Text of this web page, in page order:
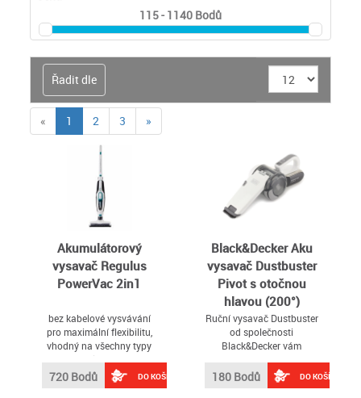
115 - 1140 Bodů
Řadit dle
« 1 (current)
2 3 »
Akumulátorový
vysavač Regulus
PowerVac 2in1
bez kabelové vysvávání
pro maximální flexibilitu,
vhodný na všechny typy
tvrdých podlah a koberce s
krátkým vlasem, důkladné
čištění všech typů podlah,
720 Bodů DO KOŠÍKU
Black&Decker Aku
vysavač Dustbuster
Pivot s otočnou
hlavou (200°)
Ruční vysavač Dustbuster
od společnosti
Black&Decker vám
potřebujete pro vyčištění
jakéhokoli povrchu v
180 Bodů DO KOŠÍKU